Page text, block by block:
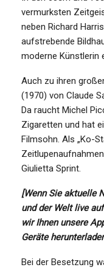
vermurksten
neben Richard
aufstrebende
moderne Künstlerin
Auch zu ihren
(1970) von Claude
Da raucht Michel
Zigaretten und hat
Filmsohn. Als „Ko-
Giulietta Sprint.
[Wenn Sie aktuelle
und der Welt live
wir Ihnen unsere
Geräte
Bei der Besetzung